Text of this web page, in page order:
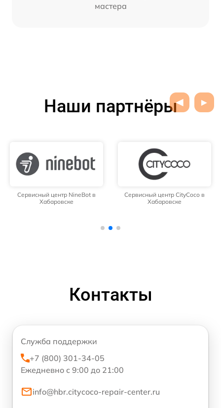
мастера
Наши партнёры
Сервисный центр NineBot в
Хабаровске
Сервисный центр CityCoco в
Хабаровске
Контакты
Служба поддержки
+7 (800) 301-34-05
Ежедневно с 9:00 до 21:00
info@hbr.citycoco-repair-center.ru